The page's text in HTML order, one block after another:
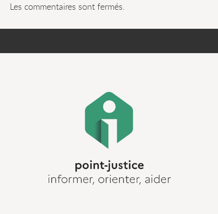
Les commentaires sont fermés.